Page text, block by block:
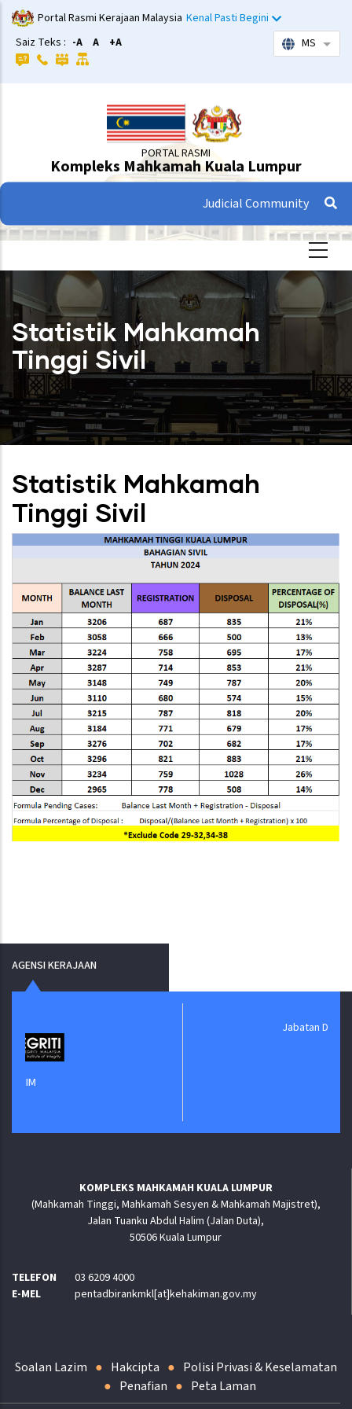
Langkau
ke
kandungan
utama
Portal Rasmi Kerajaan Malaysia Kenal Pasti Begini
Saiz Teks : -A A +A MS
PORTAL RASMI
Kompleks Mahkamah Kuala Lumpur
Judicial Community
Statistik Mahkamah
Tinggi Sivil
Statistik Mahkamah
Tinggi Sivil
AGENSI KERAJAAN
Jabatan Digital Negara
KOMPLEKS MAHKAMAH KUALA LUMPUR
(Mahkamah Tinggi, Mahkamah Sesyen & Mahkamah Majistret),
Jalan Tuanku Abdul Halim (Jalan Duta),
50506 Kuala Lumpur
TELEFON
03 6209 4000
E-MEL
pentadbirankmkl[at]kehakiman.gov.my
Soalan Lazim Hakcipta
Polisi Privasi & Keselamatan
Penafian
Peta Laman